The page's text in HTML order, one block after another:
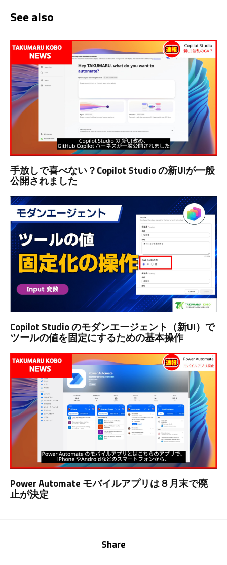
See also
手放しで喜べない？Copilot Studio の新UIが一般
公開されました
Copilot Studio のモダンエージェント（新UI）で
ツールの値を固定にするための基本操作
Power Automate モバイルアプリは８月末で廃
止が決定
Share